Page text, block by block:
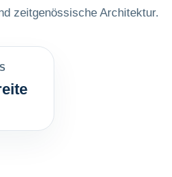
zeitgenössische Architektur.